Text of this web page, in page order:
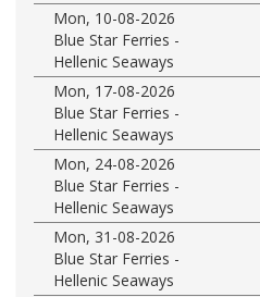
Mon, 10-08-2026
Blue Star Ferries -
Hellenic Seaways
Mon, 17-08-2026
Blue Star Ferries -
Hellenic Seaways
Mon, 24-08-2026
Blue Star Ferries -
Hellenic Seaways
Mon, 31-08-2026
Blue Star Ferries -
Hellenic Seaways